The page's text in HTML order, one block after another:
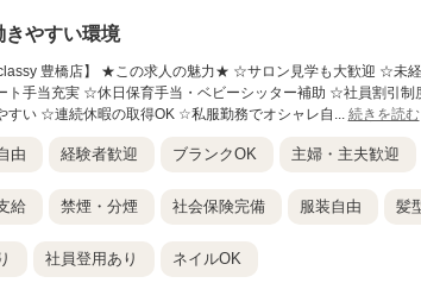
きやすい環境
classy 豊橋店】 ★この求人の魅力★ ☆サロン見学も大歓迎 ☆未
ト手当充実 ☆休日保育手当・ベビーシッター補助 ☆社員割引
すい ☆連続休暇の取得OK ☆私服勤務でオシャレ自... 続きを読む
由 経験者歓迎 ブランクOK 主婦・主夫歓迎
給 禁煙・分煙 社会保険完備 服装自由 髪
社員登用あり ネイルOK